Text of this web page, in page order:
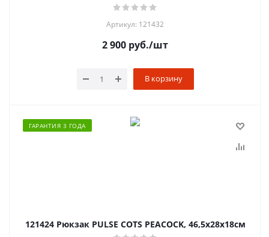
Артикул: 121432
2 900 руб./шт
В корзину
ГАРАНТИЯ 3 ГОДА
121424 Рюкзак PULSE COTS PEACOCK, 46,5х28х18см